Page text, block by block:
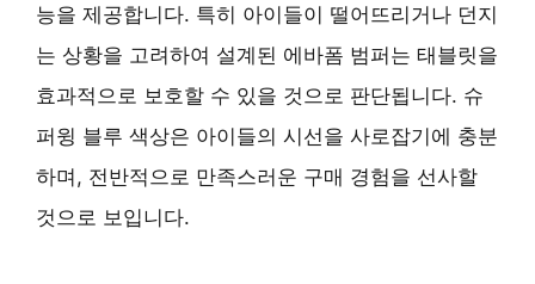
능을 제공합니다. 특히 아이들이 떨어뜨리거나 던지
는 상황을 고려하여 설계된 에바폼 범퍼는 태블릿을
효과적으로 보호할 수 있을 것으로 판단됩니다. 슈
퍼윙 블루 색상은 아이들의 시선을 사로잡기에 충분
하며, 전반적으로 만족스러운 구매 경험을 선사할
것으로 보입니다.